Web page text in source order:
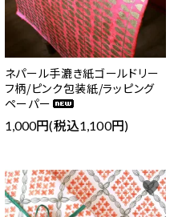
ネパール手漉き紙ゴールドリー
フ柄/ピンク包装紙/ラッピング
ペーパー
1,000円(税込1,100円)
favorite